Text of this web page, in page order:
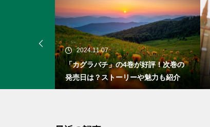
2024.11.07
「カグラバチ」の4巻が好評！次巻の
発売日は？ストーリーや魅力も紹介